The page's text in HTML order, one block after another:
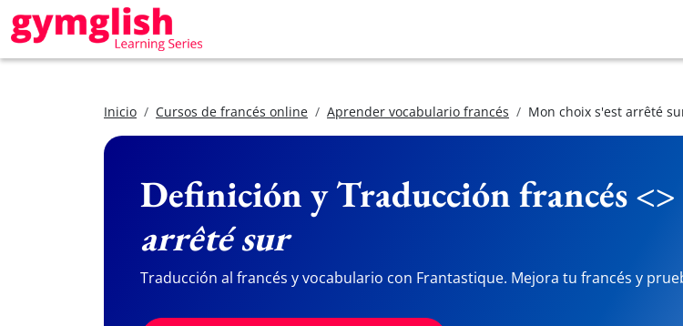
Inicio Cursos de francés online Aprender vocabulario francés Mon choix s'est arrêté
Definición y Traducción francés <>
arrêté sur
Traducción al francés y vocabulario con Frantastique. Mejora tu francés y